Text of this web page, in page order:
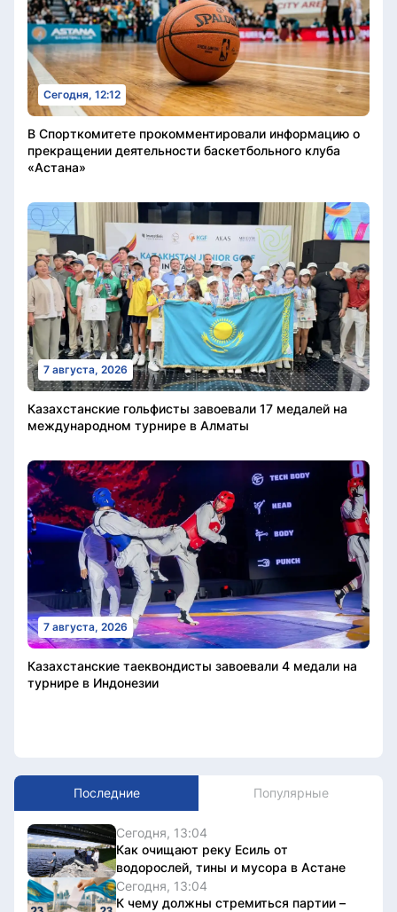
Сегодня, 12:12
В Спорткомитете прокомментировали информацию о
прекращении деятельности баскетбольного клуба
«Астана»
7 августа, 2026
Казахстанские гольфисты завоевали 17 медалей на
международном турнире в Алматы
7 августа, 2026
Казахстанские таеквондисты завоевали 4 медали на
турнире в Индонезии
Последние Популярные
Сегодня, 13:04
Как очищают реку Есиль от
водорослей, тины и мусора в Астане
Сегодня, 13:04
К чему должны стремиться партии –